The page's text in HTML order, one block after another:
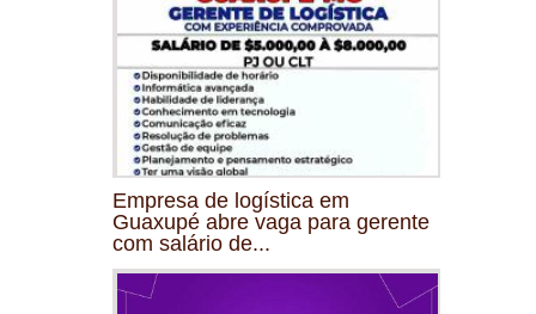
Empresa de logística em
Guaxupé abre vaga para gerente
com salário de...